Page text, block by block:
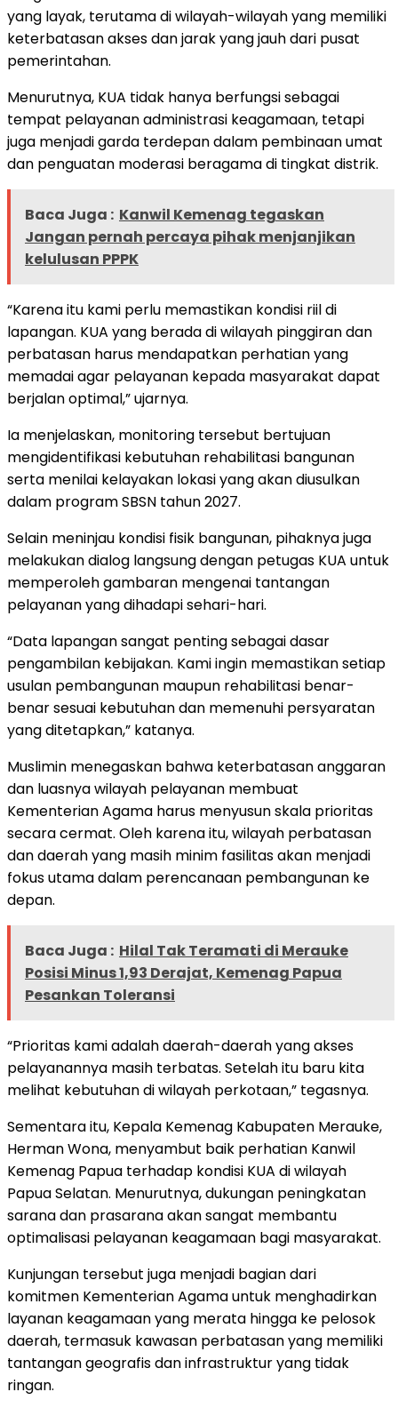
yang layak, terutama di wilayah-wilayah yang memiliki
keterbatasan akses dan jarak yang jauh dari pusat
pemerintahan.
Menurutnya, KUA tidak hanya berfungsi sebagai
tempat pelayanan administrasi keagamaan, tetapi
juga menjadi garda terdepan dalam pembinaan umat
dan penguatan moderasi beragama di tingkat distrik.
Baca Juga : Kanwil Kemenag tegaskan
Jangan pernah percaya pihak menjanjikan
kelulusan PPPK
“Karena itu kami perlu memastikan kondisi riil di
lapangan. KUA yang berada di wilayah pinggiran dan
perbatasan harus mendapatkan perhatian yang
memadai agar pelayanan kepada masyarakat dapat
berjalan optimal,” ujarnya.
Ia menjelaskan, monitoring tersebut bertujuan
mengidentifikasi kebutuhan rehabilitasi bangunan
serta menilai kelayakan lokasi yang akan diusulkan
dalam program SBSN tahun 2027.
Selain meninjau kondisi fisik bangunan, pihaknya juga
melakukan dialog langsung dengan petugas KUA untuk
memperoleh gambaran mengenai tantangan
pelayanan yang dihadapi sehari-hari.
“Data lapangan sangat penting sebagai dasar
pengambilan kebijakan. Kami ingin memastikan setiap
usulan pembangunan maupun rehabilitasi benar-
benar sesuai kebutuhan dan memenuhi persyaratan
yang ditetapkan,” katanya.
Muslimin menegaskan bahwa keterbatasan anggaran
dan luasnya wilayah pelayanan membuat
Kementerian Agama harus menyusun skala prioritas
secara cermat. Oleh karena itu, wilayah perbatasan
dan daerah yang masih minim fasilitas akan menjadi
fokus utama dalam perencanaan pembangunan ke
depan.
Baca Juga : Hilal Tak Teramati di Merauke
Posisi Minus 1,93 Derajat, Kemenag Papua
Pesankan Toleransi
“Prioritas kami adalah daerah-daerah yang akses
pelayanannya masih terbatas. Setelah itu baru kita
melihat kebutuhan di wilayah perkotaan,” tegasnya.
Sementara itu, Kepala Kemenag Kabupaten Merauke,
Herman Wona, menyambut baik perhatian Kanwil
Kemenag Papua terhadap kondisi KUA di wilayah
Papua Selatan. Menurutnya, dukungan peningkatan
sarana dan prasarana akan sangat membantu
optimalisasi pelayanan keagamaan bagi masyarakat.
Kunjungan tersebut juga menjadi bagian dari
komitmen Kementerian Agama untuk menghadirkan
layanan keagamaan yang merata hingga ke pelosok
daerah, termasuk kawasan perbatasan yang memiliki
tantangan geografis dan infrastruktur yang tidak
ringan.